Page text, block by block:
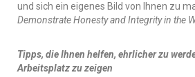
und sich ein eigenes Bild von Ihnen zu
Demonstrate Honesty and Integrity in the
Tipps, die Ihnen helfen, ehrlicher zu
Arbeitsplatz zu zeigen